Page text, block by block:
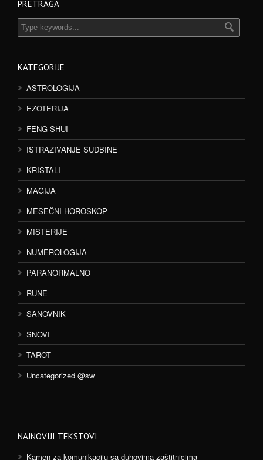
PRETRAGA
KATEGORIJE
ASTROLOGIJA
EZOTERIJA
FENG SHUI
ISTRAŽIVANJE SUDBINE
KRISTALI
MAGIJA
MESEČNI HOROSKOP
MISTERIJE
NUMEROLOGIJA
PARANORMALNO
RUNE
SANOVNIK
SNOVI
TAROT
Uncategorized @sw
NAJNOVIJI TEKSTOVI
Kamen za komunikaciju sa duhovima zaštitnicima